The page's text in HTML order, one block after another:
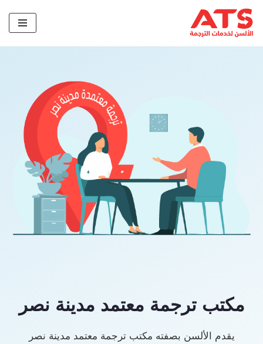
تخطى
إلى
مكتب ترجمة معتمد مدينة نصر
يقدم الألسن بصفته مكتب ترجمة معتمد مدينة نصر